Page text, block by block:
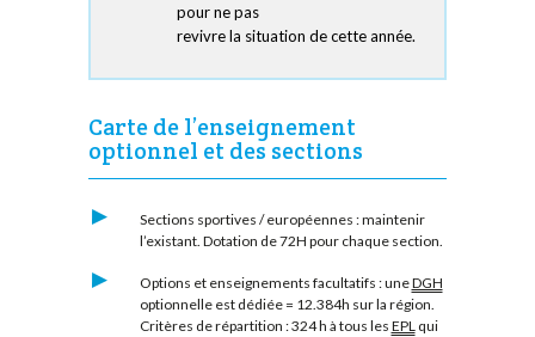
pour ne pas
revivre la situation de cette année.
Carte de l’enseignement
optionnel et des sections
Sections sportives / européennes : maintenir
l’existant. Dotation de 72H pour chaque section.
Options et enseignements facultatifs : uneDGH
optionnelle est dédiée = 12.384h sur la région.
Critères de répartition : 324 h à tous les EPLqui